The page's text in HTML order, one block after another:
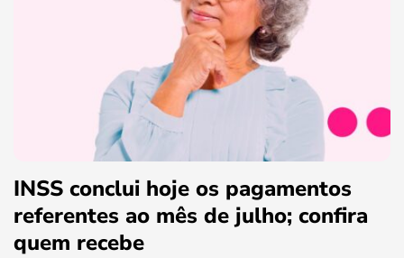
INSS conclui hoje os pagamentos
referentes ao mês de julho; confira
quem recebe